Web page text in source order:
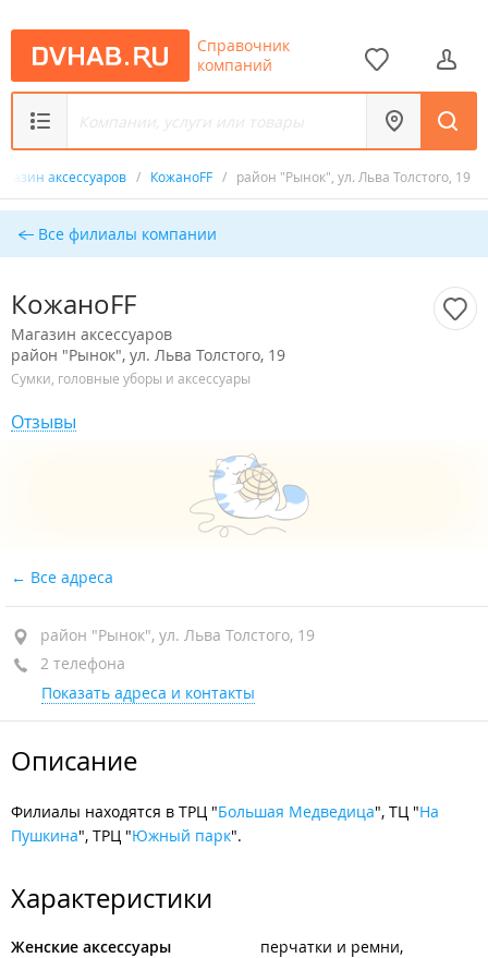
Справочник
компаний
аксессуаров / КожаноFF / район "Рынок", ул. Льва Толстого, 19
Все филиалы компании
КожаноFF
Магазин аксессуаров
район "Рынок", ул. Льва Толстого, 19
Сумки, головные уборы и аксессуары
Отзывы
Все адреса
район "Рынок", ул. Льва Толстого, 19
2 телефона
Показать адреса и контакты
Описание
Филиалы находятся в ТРЦ "Большая Медведица", ТЦ "На
Пушкина", ТРЦ "Южный парк".
Характеристики
Женские аксессуары
перчатки и ремни